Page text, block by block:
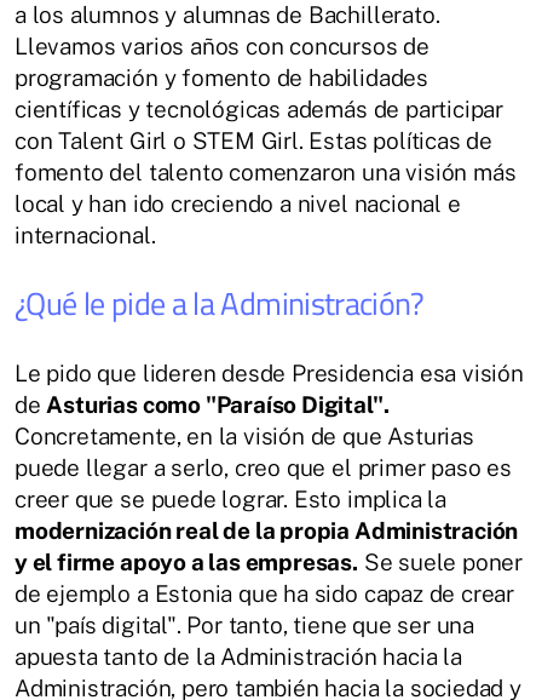
a los alumnos y alumnas de Bachillerato.
Llevamos varios años con concursos de
programación y fomento de habilidades
científicas y tecnológicas además de participar
con Talent Girl o STEM Girl. Estas políticas de
fomento del talento comenzaron una visión más
local y han ido creciendo a nivel nacional e
internacional.
¿Qué le pide a la Administración?
Le pido que lideren desde Presidencia esa visión
de Asturias como "Paraíso Digital".
Concretamente, en la visión de que Asturias
puede llegar a serlo, creo que el primer paso es
creer que se puede lograr. Esto implica la
modernización real de la propia Administración
y el firme apoyo a las empresas. Se suele poner
de ejemplo a Estonia que ha sido capaz de crear
un "país digital". Por tanto, tiene que ser una
apuesta tanto de la Administración hacia la
Administración, pero también hacia la sociedad y